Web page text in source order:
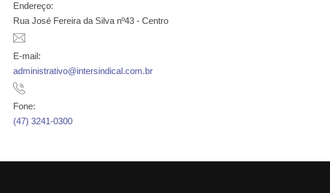
Endereço:
Rua José Fereira da Silva nº43 - Centro
E-mail:
administrativo@intersindical.com.br
Fone:
(47) 3241-0300